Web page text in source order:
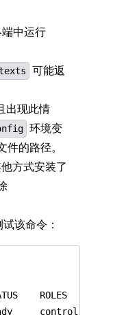
中运行
可能返
出现此情
环境变
件的路径。
方式安装了
该命令：